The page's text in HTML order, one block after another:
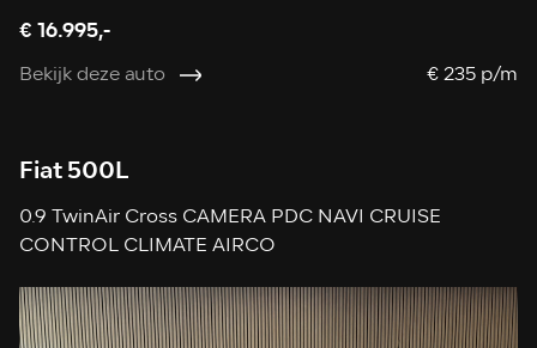
€ 16.995,-
Bekijk deze auto € 235 p/m
Fiat 500L
0.9 TwinAir Cross CAMERA PDC NAVI CRUISE
CONTROL CLIMATE AIRCO